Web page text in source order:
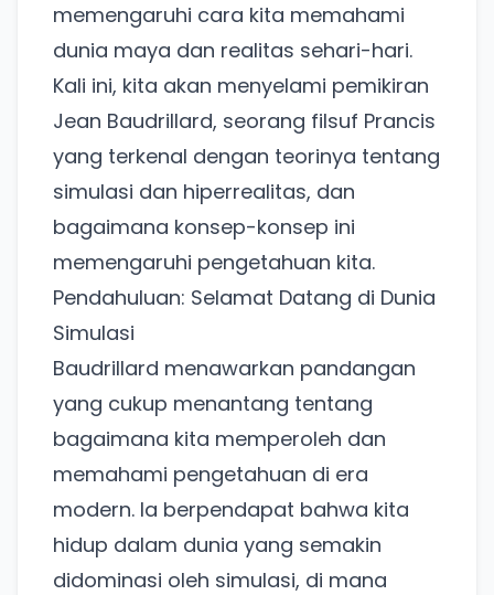
memengaruhi cara kita memahami
dunia maya dan realitas sehari-hari.
Kali ini, kita akan menyelami pemikiran
Jean Baudrillard, seorang filsuf Prancis
yang terkenal dengan teorinya tentang
simulasi dan hiperrealitas, dan
bagaimana konsep-konsep ini
memengaruhi pengetahuan kita.
Pendahuluan: Selamat Datang di Dunia
Simulasi
Baudrillard menawarkan pandangan
yang cukup menantang tentang
bagaimana kita memperoleh dan
memahami pengetahuan di era
modern. Ia berpendapat bahwa kita
hidup dalam dunia yang semakin
didominasi oleh simulasi, di mana